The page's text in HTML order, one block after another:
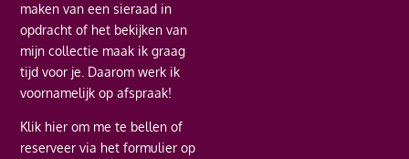
maken van een sieraad in
opdracht of het bekijken van
mijn collectie maak ik graag
tijd voor je. Daarom werk ik
voornamelijk op afspraak!
Klik hier om me te bellen of
reserveer via het formulier op